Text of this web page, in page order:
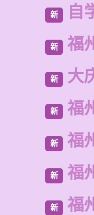
新 自
新 福
新 大
新 福
新 福
新 福
新 福